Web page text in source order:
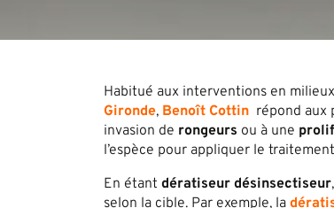
Habitué aux interventions en
Gironde, Benoît Cottin répond aux
invasion de rongeurs ou à une
l’espèce pour appliquer le
En étant dératiseur désinsectiseur
selon la cible. Par exemple, la